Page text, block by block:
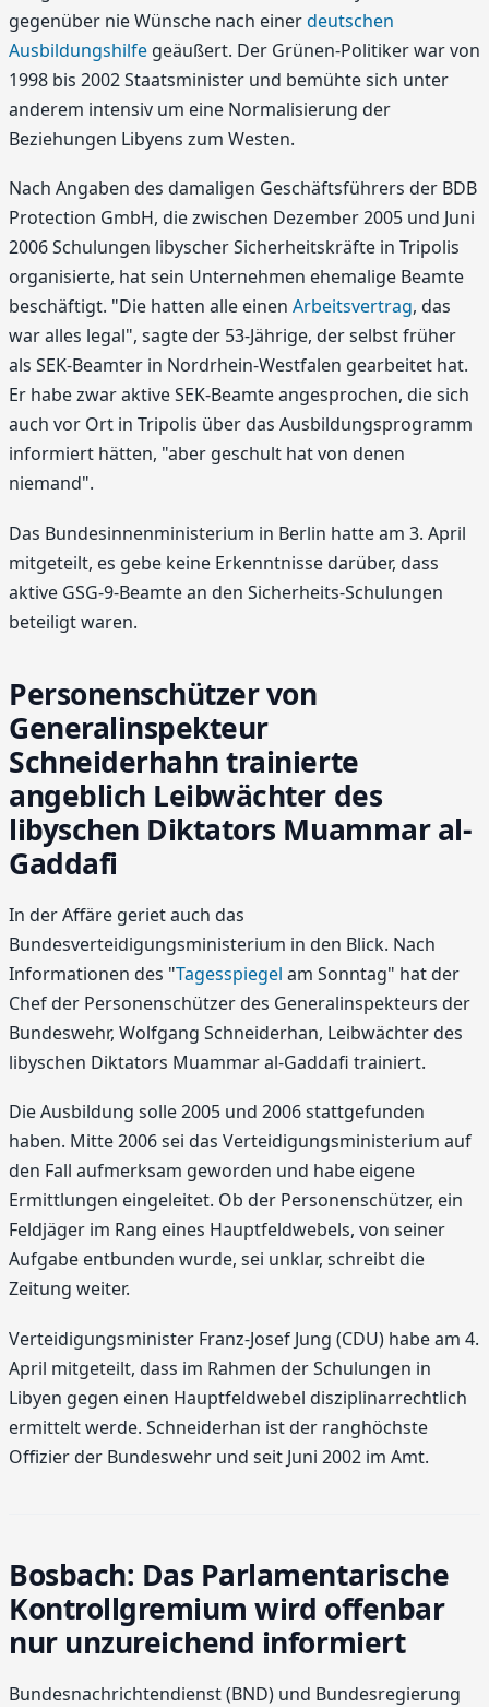
gegenüber nie Wünsche nach einerdeutschen
Ausbildungshilfe geäußert. Der Grünen-Politiker war von
1998 bis 2002 Staatsminister und bemühte sich unter
anderem intensiv um eine Normalisierung der
Beziehungen Libyens zum Westen.
Nach Angaben des damaligen Geschäftsführers der BDB
Protection GmbH, die zwischen Dezember 2005 und Juni
2006 Schulungen libyscher Sicherheitskräfte in Tripolis
organisierte, hat sein Unternehmen ehemalige Beamte
beschäftigt. "Die hatten alle einen Arbeitsvertrag, das
war alles legal", sagte der 53-Jährige, der selbst früher
als SEK-Beamter in Nordrhein-Westfalen gearbeitet hat.
Er habe zwar aktive SEK-Beamte angesprochen, die sich
auch vor Ort in Tripolis über das Ausbildungsprogramm
informiert hätten, "aber geschult hat von denen
niemand".
Das Bundesinnenministerium in Berlin hatte am 3. April
mitgeteilt, es gebe keine Erkenntnisse darüber, dass
aktive GSG-9-Beamte an den Sicherheits-Schulungen
beteiligt waren.
Personenschützer von
Generalinspekteur
Schneiderhahn trainierte
angeblich Leibwächter des
libyschen Diktators Muammar al-
Gaddafi
In der Affäre geriet auch das
Bundesverteidigungsministerium in den Blick. Nach
Informationen des "Tagesspiegel am Sonntag" hat der
Chef der Personenschützer des Generalinspekteurs der
Bundeswehr, Wolfgang Schneiderhan, Leibwächter des
libyschen Diktators Muammar al-Gaddafi trainiert.
Die Ausbildung solle 2005 und 2006 stattgefunden
haben. Mitte 2006 sei das Verteidigungsministerium auf
den Fall aufmerksam geworden und habe eigene
Ermittlungen eingeleitet. Ob der Personenschützer, ein
Feldjäger im Rang eines Hauptfeldwebels, von seiner
Aufgabe entbunden wurde, sei unklar, schreibt die
Zeitung weiter.
Verteidigungsminister Franz-Josef Jung (CDU) habe am 4.
April mitgeteilt, dass im Rahmen der Schulungen in
Libyen gegen einen Hauptfeldwebel disziplinarrechtlich
ermittelt werde. Schneiderhan ist der ranghöchste
Offizier der Bundeswehr und seit Juni 2002 im Amt.
Bosbach: Das Parlamentarische
Kontrollgremium wird offenbar
nur unzureichend informiert
Bundesnachrichtendienst (BND) und Bundesregierung